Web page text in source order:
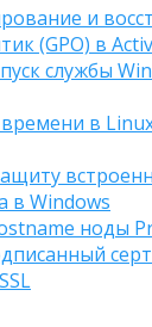
и
(GPO) в
службы
в
в Windows
ноды